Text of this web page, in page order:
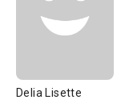
Delia Lisette